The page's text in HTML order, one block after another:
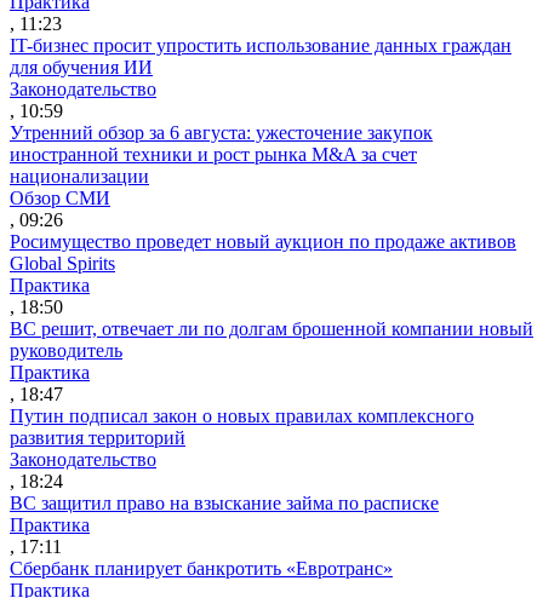
, 11:23
IT-бизнес просит упростить использование данных граждан
для обучения ИИ
Законодательство
, 10:59
Утренний обзор за 6 августа: ужесточение закупок
иностранной техники и рост рынка M&A за счет
национализации
Обзор СМИ
, 09:26
Росимущество проведет новый аукцион по продаже активов
Global Spirits
Практика
, 18:50
ВС решит, отвечает ли по долгам брошенной компании новый
руководитель
Практика
, 18:47
Путин подписал закон о новых правилах комплексного
развития территорий
Законодательство
, 18:24
ВС защитил право на взыскание займа по расписке
Практика
, 17:11
Сбербанк планирует банкротить «Евротранс»
Практика